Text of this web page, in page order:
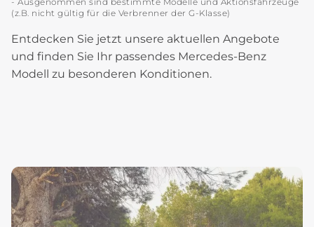
(z.B. nicht gültig für die Verbrenner der G-Klasse)
Entdecken Sie jetzt unsere aktuellen Angebote
und finden Sie Ihr passendes Mercedes-Benz
Modell zu besonderen Konditionen.